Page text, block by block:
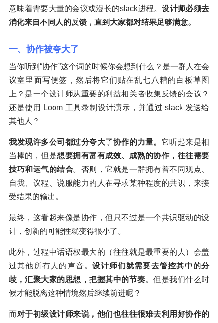
意味着需要大量的会议或漫长的slack进程。设计师必须去
消化来自不同人的反馈，直到大家都对结果足够满意。
一、协作被夸大了
当你听到“协作”这个词的时候你会想到什么？是一群人在会
议室里面写便签，然后将它们贴在乱七八糟的白板草图
上？是一个设计师从重要的利益相关者收集反馈的会议？
还是使用 Loom 工具录制设计演示，并通过 slack 发送给
其他人？
我发现许多公司都过分夸大了协作的力量。 它听起来是相
当棒的，但是想要拥有富有成效、成熟的协作，往往需要
技巧和运气的结合。否则，它就是一群拥有着不同观点、
自我、议程、说服能力的人在寻求某种程度的共识，来接
受结果的输出。
最终，这看起来像是协作，但只不过是一个共识驱动的设
计，创新的可能性就变得很小了。
此外，过程中话语权最大的（往往就是最重要的人）会盖
过其他所有人的声音。设计师们就需要去管控其中的分
歧，汇聚大家的思想，把握其中的节奏。但是我们什么时
候才能脱离这种情境然后继续前进呢？
而对于初级设计师来说，他们也往往很难去利用好协作的